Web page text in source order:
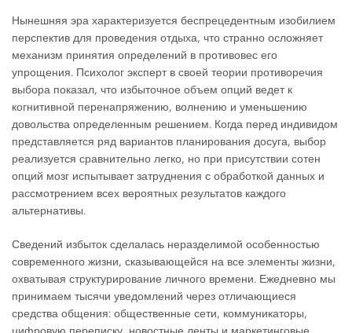
Нынешняя эра характеризуется беспрецедентным изобилием
перспектив для проведения отдыха, что странно осложняет
механизм принятия определений в противовес его
упрощения. Психолог эксперт в своей теории противоречия
выбора показал, что избыточное объем опций ведет к
когнитивной перенапряжению, волнению и уменьшению
довольства определенным решением. Когда перед индивидом
представляется ряд вариантов планирования досуга, выбор
реализуется сравнительно легко, но при присутствии сотен
опций мозг испытывает затруднения с обработкой данных и
рассмотрением всех вероятных результатов каждого
альтернативы.
Сведений избыток сделалась неразделимой особенностью
современного жизни, сказывающейся на все элементы жизни,
охватывая структурирование личного времени. Ежедневно мы
принимаем тысячи уведомлений через отличающиеся
средства общения: общественные сети, коммуникаторы,